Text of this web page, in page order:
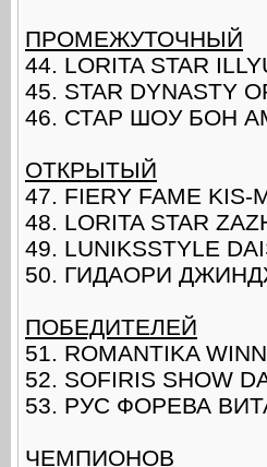
ПРОМЕЖУТОЧНЫЙ
44. LORITA STAR
45. STAR DYNASTY
46. СТАР ШОУ БОН
ОТКРЫТЫЙ
47. FIERY FAME KIS-
48. LORITA STAR
49. LUNIKSSTYLE
50. ГИДАОРИ
ПОБЕДИТЕЛЕЙ
51. ROMANTIKA
52. SOFIRIS SHOW
53. РУС ФОРЕВА
ЧЕМПИОНОВ